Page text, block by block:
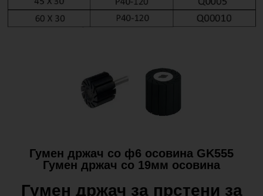
Гумен држач со ф6 осовина GK555
Гумен држач со 19мм осовина
Гумен држач за прстени за